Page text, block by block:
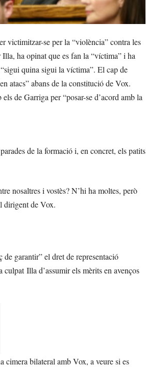
victimitzar-se per la “violència” contra les
ha opinat que es fan la “víctima” i ha
quina sigui la víctima”. El cap de
atacs” abans de la constitució de Vox.
de Garriga per “posar-se d’acord amb la
de la formació i, en concret, els patits
nosaltres i vostès? N’hi ha moltes, però
dirigent de Vox.
garantir” el dret de representació
Illa d’assumir els mèrits en avenços
cimera bilateral amb Vox, a veure si es